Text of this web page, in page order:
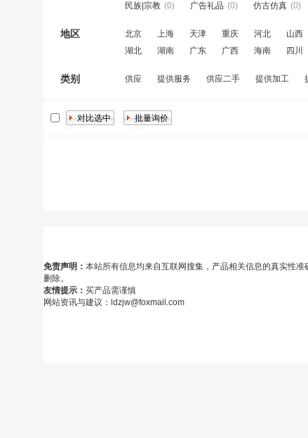
民族|宗教 (0) 广告礼品 (0) 仿古仿真 (0)
地区 北京 上海 天津 重庆 河北 山西
湖北
湖南 广东 广西 海南 四川
类别 供应 提供服务 供应二手 提供加工
免责声明： 本站所有信息均来自互联网搜集，产品相关信息的真实性
删除。
友情提示： 买产品需谨慎
网站资讯与建议：ldzjw@foxmail.com